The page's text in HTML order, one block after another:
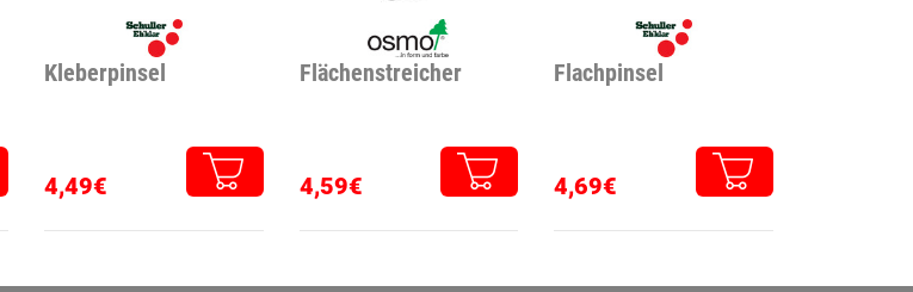
Kleberpinsel
4,49€
Flächenstreicher
4,59€
Flachpinsel
4,69€